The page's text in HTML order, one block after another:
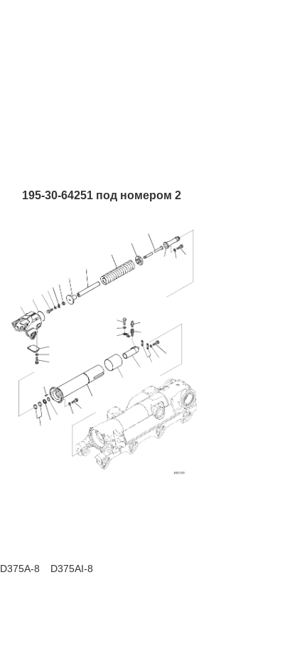
195-30-64251 под номером 2
D375A-8 D375AI-8